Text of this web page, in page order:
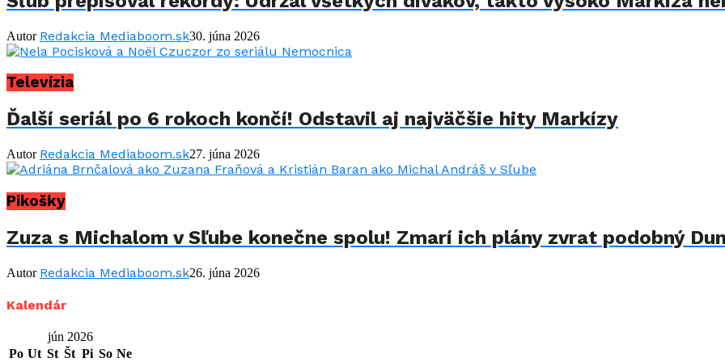
Autor Redakcia Mediaboom.sk30. júna 2026
Televízia
Ďalší seriál po 6 rokoch končí! Odstavil aj najväčšie hity Markízy
Autor Redakcia Mediaboom.sk27. júna 2026
Pikošky
Zuza s Michalom v Sľube konečne spolu! Zmarí ich plány zvrat podobný
Autor Redakcia Mediaboom.sk26. júna 2026
Kalendár
jún 2026
Po Ut St Št Pi So Ne